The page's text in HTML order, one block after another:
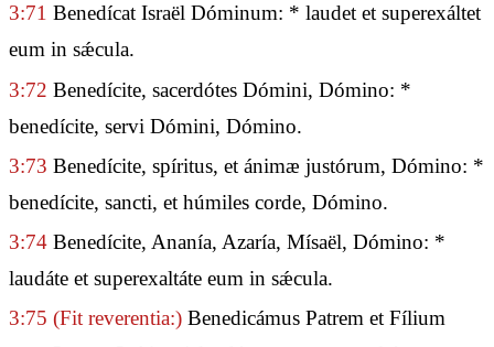
3:71 Benedícat Israël Dóminum: * laudet et superexáltet
eum in sǽcula.
3:72 Benedícite, sacerdótes Dómini, Dómino: *
benedícite, servi Dómini, Dómino.
3:73 Benedícite, spíritus, et ánimæ justórum, Dómino: *
benedícite, sancti, et húmiles corde, Dómino.
3:74 Benedícite, Ananía, Azaría, Mísaël, Dómino: *
laudáte et superexaltáte eum in sǽcula.
3:75 (Fit reverentia:) Benedicámus Patrem et Fílium